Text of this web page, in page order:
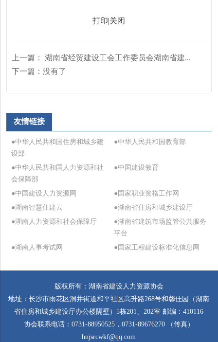
打印|关闭
上一篇：
湖南省经贸建设工会工作委员会湖南省建...
下一篇：没有了
友情链接
●中华人民共和国住房和城乡建
设部
●中华人民共和国教育部
●中华人民共和国人力资源和社
会保障部
●中国建设教育
●中国建设人力资源网
●国家职业资格工作网
●湖南智慧住建云
●湖南省住房和城乡建设厅
●湖南人力资源和社会保障厅
●湖南省建筑市场监管公共服务
平台
●湖南人事考试网
●国家工程建设标准化信息网
版权所有：湖南省建设人力资源协会
地址：长沙市雨花区洞井街道和平社区高升路268号和馨佳园（湖南
省住房和城乡建设厅办公楼隔壁）5栋201、202室 邮编：410116
协会联系电话：0731-88950525，0731-89676270 （传真）
hnjsrcwkf@qq.com